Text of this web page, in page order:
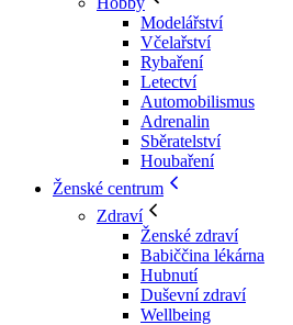
Modelářství
Včelařství
Rybaření
Letectví
Automobilismus
Adrenalin
Sběratelství
Houbaření
Ženské centrum
Zdraví
Ženské zdraví
Babiččina lékárna
Hubnutí
Duševní zdraví
Wellbeing